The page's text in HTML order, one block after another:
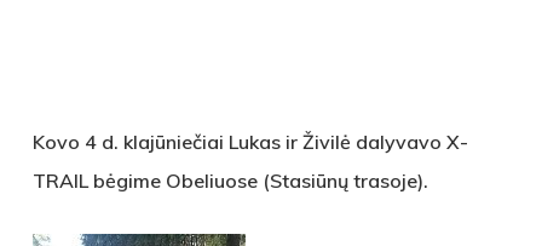
Kovo 4 d. klajūniečiai Lukas ir Živilė dalyvavo X-
TRAIL bėgime Obeliuose (Stasiūnų trasoje).